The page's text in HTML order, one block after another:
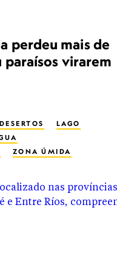
perdeu mais de
paraísos virarem
DESERTOS
LAGO
ZONA ÚMIDA